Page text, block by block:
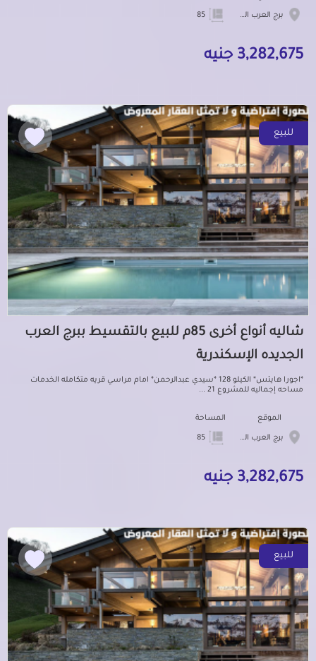
برج العرب الجديده 85
3,282,675 جنيه
للبيع
شاليه أنواع أخرى 85م للبيع بالتقسيط ببرج العرب
الجديده الإسكندرية
*اجورا هايتس* الكيلو 128 *سيدي عبدالرحمن* امام مراسي قريه متكامله الخدمات
مساحه إجماليه للمشروع 21 ...
الموقع
برج العرب الجديده
المساحة
85
3,282,675 جنيه
للبيع